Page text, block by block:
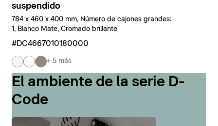
suspendido
784 x 460 x 400 mm, Número de cajones grandes:
1, Blanco Mate, Cromado brillante
#DC4667010180000
+ 5 más
El ambiente de la serie D-
Code